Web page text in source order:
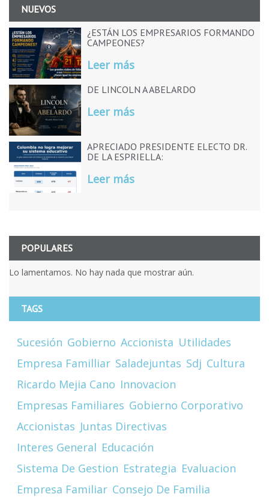
NUEVOS
¿ESTÁN LOS EMPRESARIOS FORMANDO
CAMPEONES?
Leer más
DE LINCOLN A ABELARDO
Leer más
APRECIADO PRESIDENTE ELECTO DR.
DE LA ESPRIELLA:
Leer más
POPULARES
Lo lamentamos. No hay nada que mostrar aún.
TAGS
Sucesión Gobierno Accionista Utilidades
Empresa Familliar Saladejuntas Sdj Cultura
Ricardo Mejia Cano Innovacion
Empresas Familiares Gobierno Corporativo
Accionistas Juntas Directivas
Interes General Educación
Sistema De Gestion Estrategia Evaluacion
Empresa Familiar Consejo De Familia